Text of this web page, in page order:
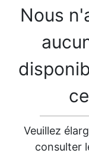
Nous
Veuillez
consulter